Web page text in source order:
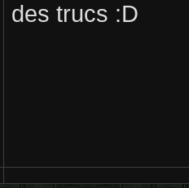
des trucs :D